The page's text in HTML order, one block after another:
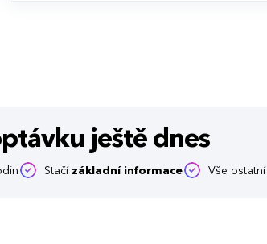
ještě dnes
Stačí základní informace Vše ostatní